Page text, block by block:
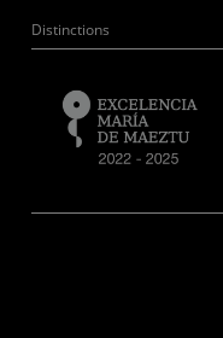
Distinctions